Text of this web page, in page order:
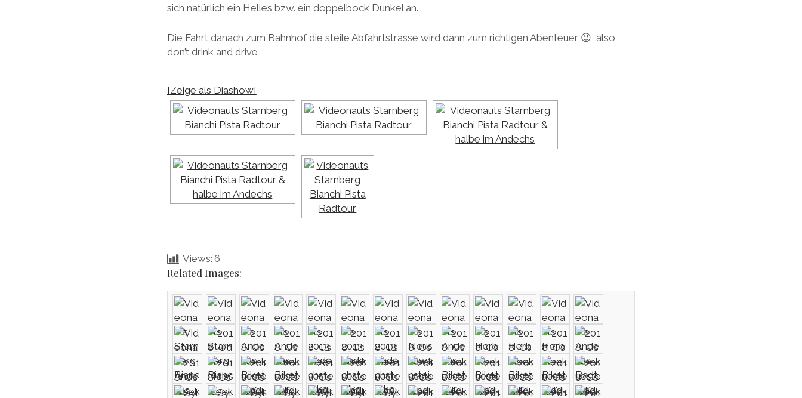
sich natürlich ein Helles bzw. ein doppelbock Dunkel an.
Die Fahrt danach zum Bahnhof die steile Abfahrtstrasse wird dann zum richtigen Abenteuer 😉 also
don’t drink and drive
[Zeige als Diashow]
Views: 6
Related Images: